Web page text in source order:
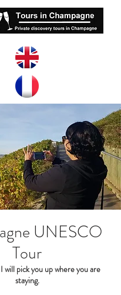
UNESCO
Tour
I will pick you up where you are
staying.